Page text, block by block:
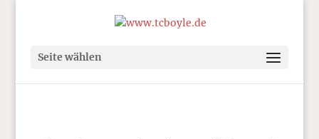
Seite wählen